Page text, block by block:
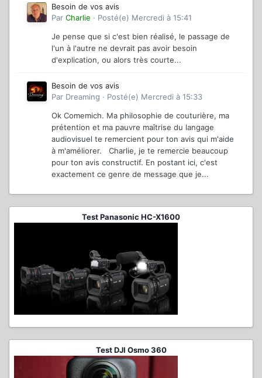
Besoin de vos avis
Par Charlie · Posté(e) Mercredi à 15:41
Je pense que si c'est bien réalisé, le passage de
l'un à l'autre ne devrait pas avoir besoin
d'explication, ou alors très courte...
Besoin de vos avis
Par Dreaming · Posté(e) Mercredi à 15:33
Ok Comemich. Ma philosophie de couturière, ma
prétention et ma pauvre maîtrise du langage
audiovisuel te remercient pour ton avis qui m'aide
à m'améliorer. Charlie, je te remercie beaucoup
pour ton avis constructif. En postant ici, c'est
exactement ce genre de message que je...
Test Panasonic HC-X1600
Test DJI Osmo 360